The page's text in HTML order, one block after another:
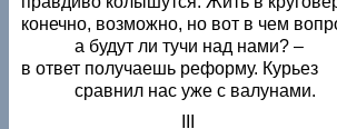
конечно, возможно, но вот в чем
а будут ли тучи над нами? –
в ответ получаешь реформу. Курьез
сравнил нас уже с валунами.